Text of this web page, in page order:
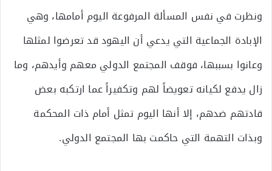
ونظرت في نفس المسألة المرفوعة اليوم أمامها، وهي
الإبادة الجماعية التي يدعي أن اليهود قد تعرضوا لمثلها
وعانوا بسببها، فوقف المجتمع الدولي معهم وأيدهم، وما
زال يدفع لكيانه تعويضاً لهم وتكفيراً عما ارتكبه بعض
قادتهم ضدهم، إلا أنها اليوم تمثل أمام ذات المحكمة
وبذات التهمة التي حاكمت بها المجتمع الدولي.